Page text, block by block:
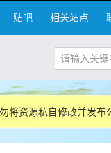
贴吧 相关站点
将资源私自修改并发布